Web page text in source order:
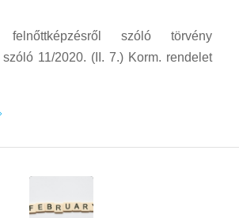
szóló törvény
11/2020. (II. 7.) Korm. rendelet